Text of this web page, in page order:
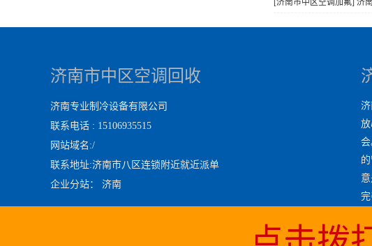
[济南市中区空调加氟] 济
济南市中区空调回收
济南专业制冷设备有限公司
联系电话 : 15106935515
网站域名:/
联系地址:济南市八区连锁附近就近派单
企业分站： 济南